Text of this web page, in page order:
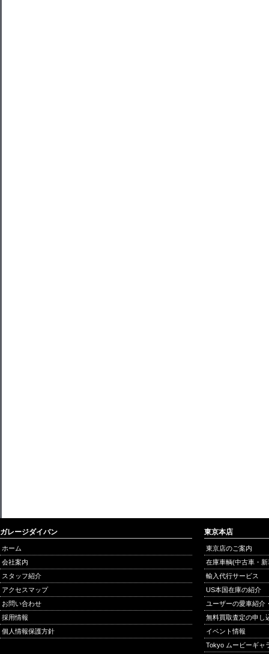
ガレージダイバン
ホーム
会社案内
スタッフ紹介
アクセスマップ
お問い合わせ
採用情報
個人情報保護方針
東京本店
東京店のご案内
在庫車輌(中古車・
輸入代行サービス
US本国在庫の紹介
ユーザーの愛車紹介
無料買取査定の申し
イベント情報
Tokyo ムービーギャ